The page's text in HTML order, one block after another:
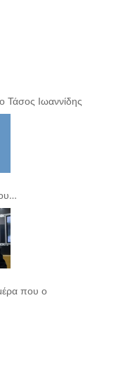
Τάσος Ιωαννίδης
που ο